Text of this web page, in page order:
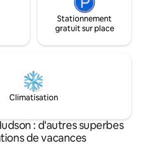
Stationnement
gratuit sur place
Climatisation
: d'autres superbes
de vacances